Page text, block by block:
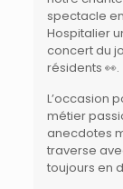
spectacle
Hospitalier
concert du
résidents 👀.
L’occasion
métier
anecdotes
traverse
toujours en